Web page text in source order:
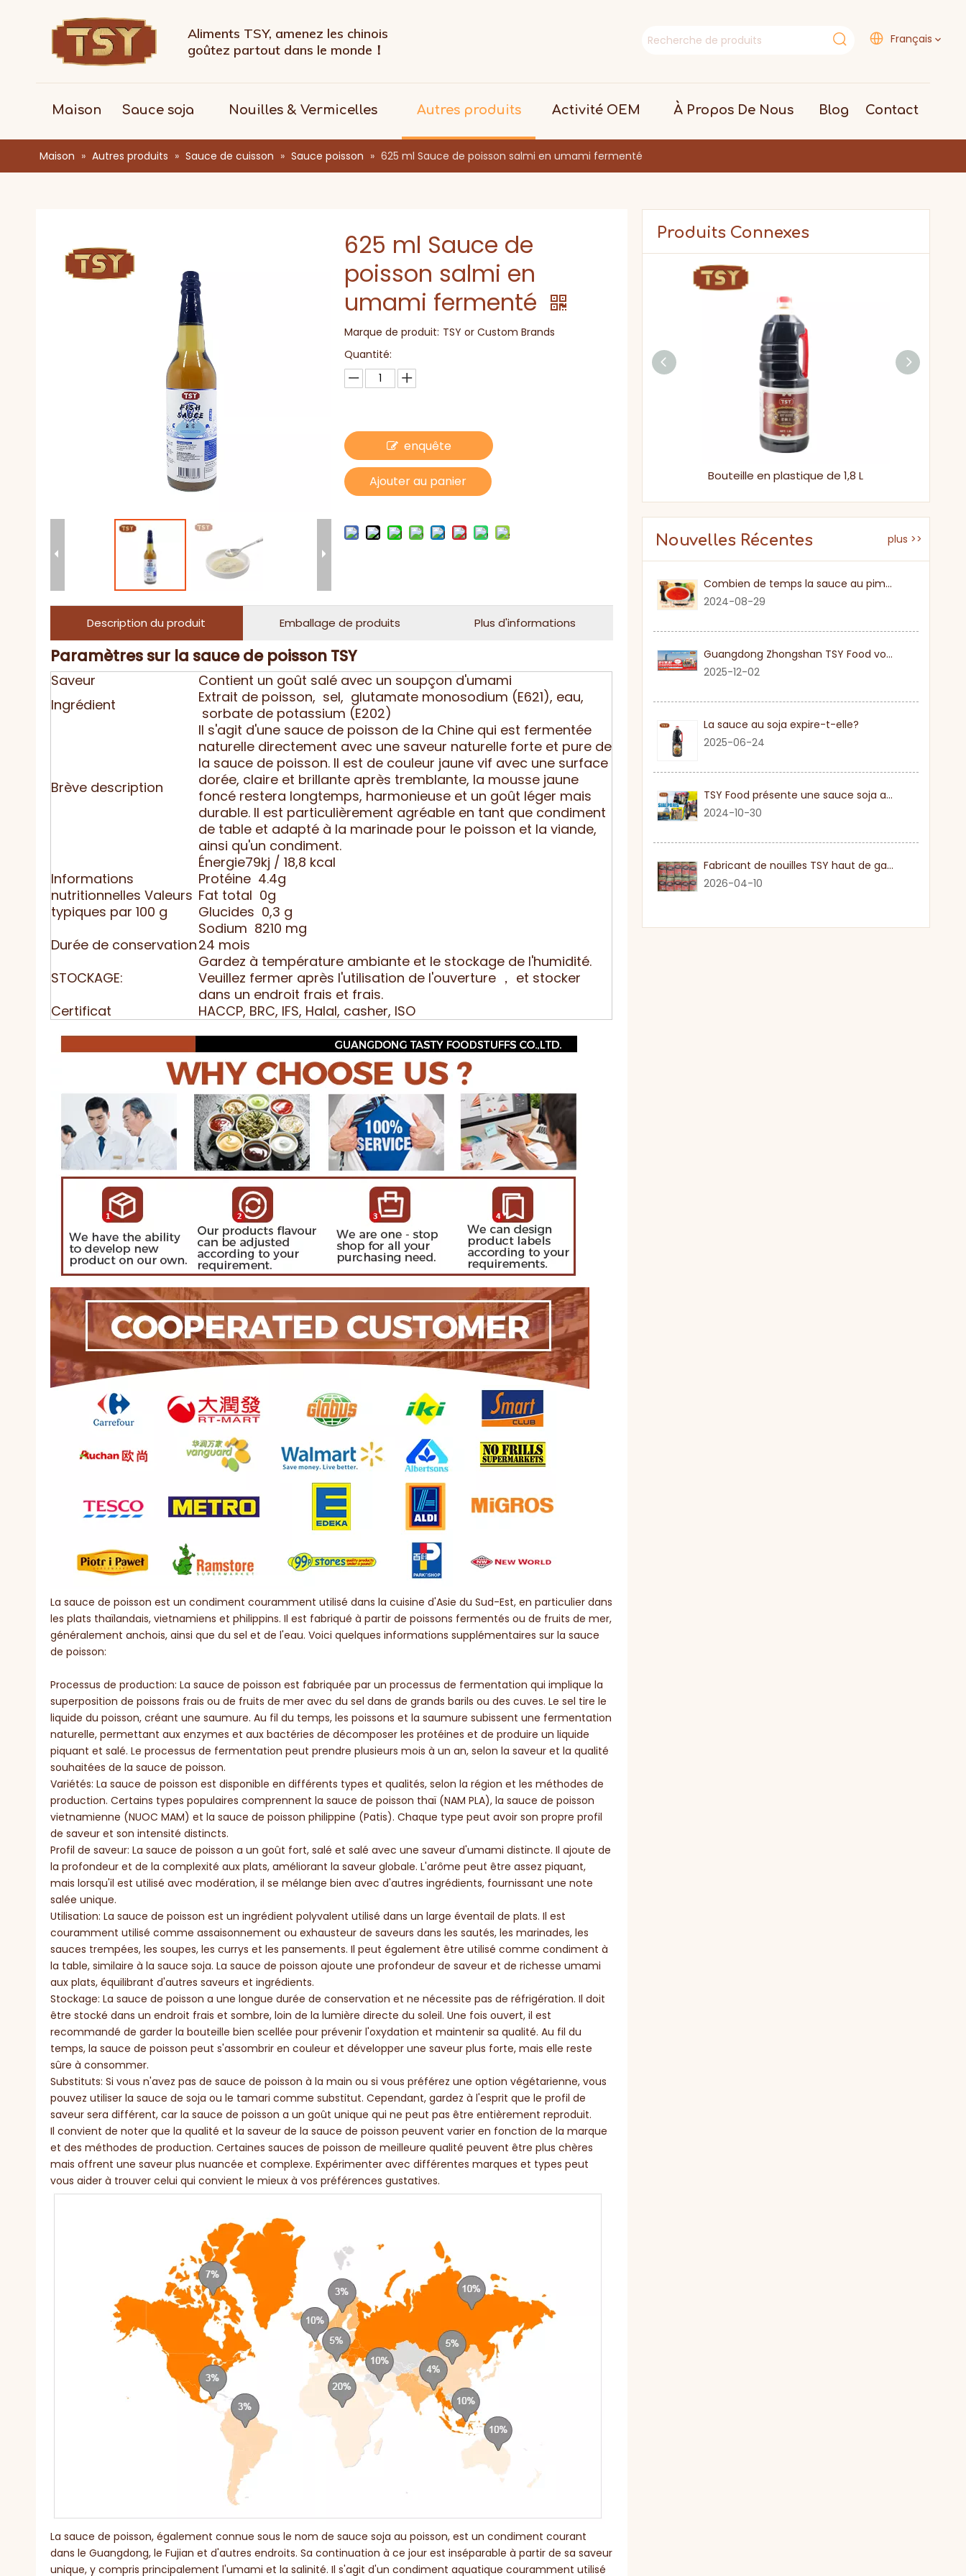
Aliments TSY, amenez les chinois
goûtez partout dans le monde！
Français
Maison Sauce soja Nouilles & Vermicelles Autres produits Activité OEM À Propos De Nous Blog Contact
Maison » Autres produits » Sauce de cuisson » Sauce poisson » 625 ml Sauce de poisson salmi en umami fermenté
625 ml Sauce de
poisson salmi en
umami fermenté
Marque de produit: TSY or Custom Brands
Quantité:
enquête
Ajouter au panier
Description du produit Emballage de produits Plus d'informations
Paramètres sur la sauce de poisson TSY
Saveur
Contient un goût salé avec un soupçon d'umami
Ingrédient
Extrait de poisson, sel, glutamate monosodium (E621), eau,
sorbate de potassium (E202)
Brève description
Il s'agit d'une sauce de poisson de la Chine qui est fermentée
naturelle directement avec une saveur naturelle forte et pure de
la sauce de poisson. Il est de couleur jaune vif avec une surface
dorée, claire et brillante après tremblante, la mousse jaune
foncé restera longtemps, harmonieuse et un goût léger mais
durable. Il est particulièrement agréable en tant que condiment
de table et adapté à la marinade pour le poisson et la viande,
ainsi qu'un condiment.
Informations
nutritionnelles Valeurs
typiques par 100 g
Énergie79kj / 18,8 kcal
Protéine 4.4g
Fat total 0g
Glucides 0,3 g
Sodium 8210 mg
Durée de conservation24 mois
STOCKAGE:
Gardez à température ambiante et le stockage de l'humidité.
Veuillez fermer après l'utilisation de l'ouverture ， et stocker
dans un endroit frais et frais.
Certificat
HACCP, BRC, IFS, Halal, casher, ISO
La sauce de poisson est un condiment couramment utilisé dans la cuisine d'Asie du Sud-Est, en particulier dans
les plats thaïlandais, vietnamiens et philippins. Il est fabriqué à partir de poissons fermentés ou de fruits de mer,
généralement anchois, ainsi que du sel et de l'eau. Voici quelques informations supplémentaires sur la sauce
de poisson:
Processus de production: La sauce de poisson est fabriquée par un processus de fermentation qui implique la
superposition de poissons frais ou de fruits de mer avec du sel dans de grands barils ou des cuves. Le sel tire le
liquide du poisson, créant une saumure. Au fil du temps, les poissons et la saumure subissent une fermentation
naturelle, permettant aux enzymes et aux bactéries de décomposer les protéines et de produire un liquide
piquant et salé. Le processus de fermentation peut prendre plusieurs mois à un an, selon la saveur et la qualité
souhaitées de la sauce de poisson.
Variétés: La sauce de poisson est disponible en différents types et qualités, selon la région et les méthodes de
production. Certains types populaires comprennent la sauce de poisson thaï (NAM PLA), la sauce de poisson
vietnamienne (NUOC MAM) et la sauce de poisson philippine (Patis). Chaque type peut avoir son propre profil
de saveur et son intensité distincts.
Profil de saveur: La sauce de poisson a un goût fort, salé et salé avec une saveur d'umami distincte. Il ajoute de
la profondeur et de la complexité aux plats, améliorant la saveur globale. L'arôme peut être assez piquant,
mais lorsqu'il est utilisé avec modération, il se mélange bien avec d'autres ingrédients, fournissant une note
salée unique.
Utilisation: La sauce de poisson est un ingrédient polyvalent utilisé dans un large éventail de plats. Il est
couramment utilisé comme assaisonnement ou exhausteur de saveurs dans les sautés, les marinades, les
sauces trempées, les soupes, les currys et les pansements. Il peut également être utilisé comme condiment à
la table, similaire à la sauce soja. La sauce de poisson ajoute une profondeur de saveur et de richesse umami
aux plats, équilibrant d'autres saveurs et ingrédients.
Stockage: La sauce de poisson a une longue durée de conservation et ne nécessite pas de réfrigération. Il doit
être stocké dans un endroit frais et sombre, loin de la lumière directe du soleil. Une fois ouvert, il est
recommandé de garder la bouteille bien scellée pour prévenir l'oxydation et maintenir sa qualité. Au fil du
temps, la sauce de poisson peut s'assombrir en couleur et développer une saveur plus forte, mais elle reste
sûre à consommer.
Substituts: Si vous n'avez pas de sauce de poisson à la main ou si vous préférez une option végétarienne, vous
pouvez utiliser la sauce de soja ou le tamari comme substitut. Cependant, gardez à l'esprit que le profil de
saveur sera différent, car la sauce de poisson a un goût unique qui ne peut pas être entièrement reproduit.
Il convient de noter que la qualité et la saveur de la sauce de poisson peuvent varier en fonction de la marque
et des méthodes de production. Certaines sauces de poisson de meilleure qualité peuvent être plus chères
mais offrent une saveur plus nuancée et complexe. Expérimenter avec différentes marques et types peut
vous aider à trouver celui qui convient le mieux à vos préférences gustatives.
La sauce de poisson, également connue sous le nom de sauce soja au poisson, est un condiment courant
dans le Guangdong, le Fujian et d'autres endroits. Sa continuation à ce jour est inséparable à partir de sa saveur
unique, y compris principalement l'umami et la salinité. Il s'agit d'un condiment aquatique couramment utilisé
Produits Connexes
Bouteille en plastique de 1,8 L
Nouvelles Récentes plus >>
Combien de temps la sauce au piment sucré
2024-08-29
Guangdong Zhongshan TSY Food vous invite sincèrement à visiter l'exposition Gulfood de Dubaï 2026
2025-12-02
La sauce au soja expire-t-elle?
2025-06-24
TSY Food présente une sauce soja authentique au SIAL PARIS 2024
2024-10-30
Fabricant de nouilles TSY haut de gamme dans le Guangdong
2026-04-10